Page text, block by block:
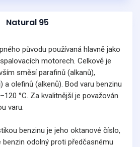
Natural 95
původu používaná hlavně jako
motorech. Celkově je
směsí parafinů (alkanů),
a olefinů (alkenů). Bod varu benzinu
°C. Za kvalitnější je považován
varu.
benzinu je jeho oktanové číslo,
benzin odolný proti předčasnému